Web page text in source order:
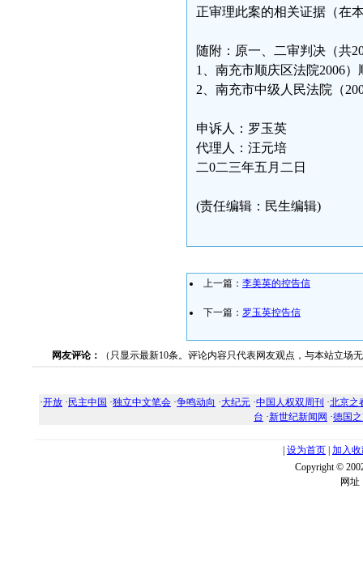
正审理此案的相关证据（在
随附：原一、二审判决（共
1、南充市顺庆区法院2006
2、南充市中级人民法院（
申诉人：罗玉英
代理人：汪元培
二0二三年五月二日
(责任编辑：民生编辑)
上一篇： 李美英的控告信
下一篇： 罗玉英控告信
网友评论： （只显示最新10条。评论内容只代表网友观点，与本站立场
·开放 · 民主中国 ·独立中文笔会 ·争鸣动向 ·大纪元 ·中国人权双周刊 ·北京之
台 ·新世纪新闻网 ·德国
设为首页 加入
Copyright ©
网址